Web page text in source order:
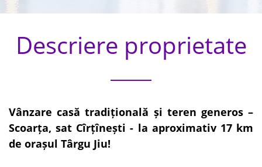
Descriere proprietate
Vânzare casă tradițională și teren generos –
Scoarța, sat Cîrțînești - la aproximativ 17 km
de orașul Târgu Jiu!